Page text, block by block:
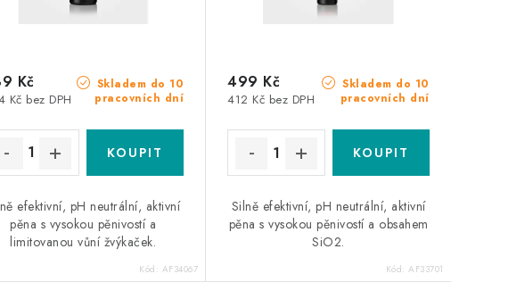
Skladem do 10
pracovních dní
Kč bez DPH
Kč
efektivní, pH neutrální, aktivní
pěna s vysokou pěnivostí a
limitovanou vůní žvýkaček.
Kód: AF34067
Skladem do 10
pracovních dní
412 Kč bez DPH
499 Kč
Silně efektivní, pH neutrální, aktivní
pěna s vysokou pěnivostí a obsahem
SiO2.
Kód:AF33701